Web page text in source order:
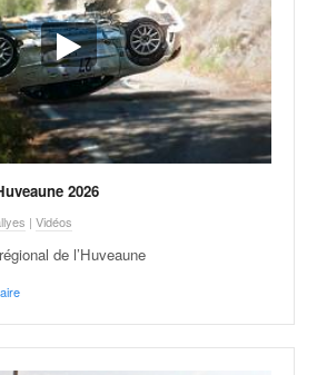
2026
| Vidéos
de l’Huveaune